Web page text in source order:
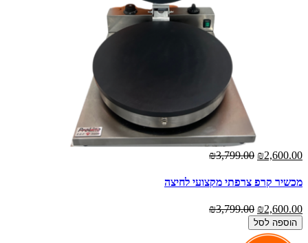
₪2,600.00
₪3,799.00
מכשיר קרפ צרפתי מקצועי לחיצה
₪2,600.00
₪3,799.00
הוספה לסל